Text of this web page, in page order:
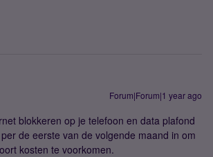
Forum|Forum|1 year ago
blokkeren op je telefoon en data plafond
de eerste van de volgende maand in om
kosten te voorkomen.